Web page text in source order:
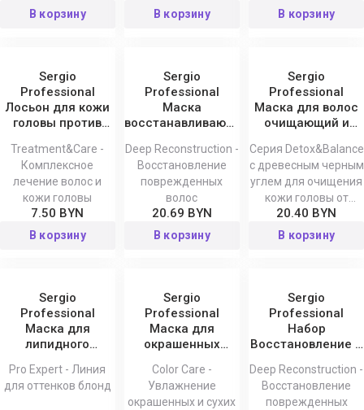
В корзину В корзину В корзину
Sergio
Professional
Лосьон для кожи
головы против
Treatment&Care
Treatment&Care -
Комплексное
лечение волос и
кожи головы
7.50 BYN
В корзину
Sergio
Professional
Маска
восстанавливающая
Reconstruction
Deep Reconstruction -
Восстановление
поврежденных
волос
20.69 BYN
В корзину
Sergio
Professional
Маска для волос
очищающий и
Detox&Balance,
250 мл
Серия Detox&Balance
с древесным черным
углем для очищения
кожи головы от
Sergio Professional
20.40 BYN
В корзину
Sergio
Professional
Маска для
липидного
волос Pro Expert,
500 мл
Pro Expert - Линия
для оттенков блонд
Sergio
Professional
Маска для
окрашенных
Color Care -
Увлажнение
окрашенных и сухих
Sergio
Professional
Набор
Восстановление и
Reconstruction
Deep Reconstruction -
Восстановление
поврежденных